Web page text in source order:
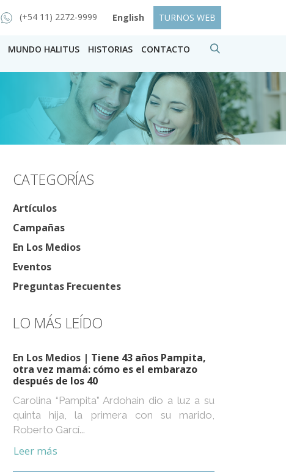
(+54 11) 2272-9999 English TURNOS WEB
MUNDO HALITUS HISTORIAS CONTACTO
CATEGORÍAS
Artículos
Campañas
En Los Medios
Eventos
Preguntas Frecuentes
LO MÁS LEÍDO
En Los Medios | Tiene 43 años Pampita,
otra vez mamá: cómo es el embarazo
después de los 40
Carolina “Pampita” Ardohain dio a luz a su
quinta hija, la primera con su marido,
Roberto Garcí...
Leer más